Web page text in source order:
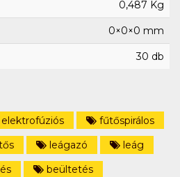
0,487 Kg
0×0×0 mm
30 db
elektrofúziós
fűtőspirálos
leágazó
leág
beültetés